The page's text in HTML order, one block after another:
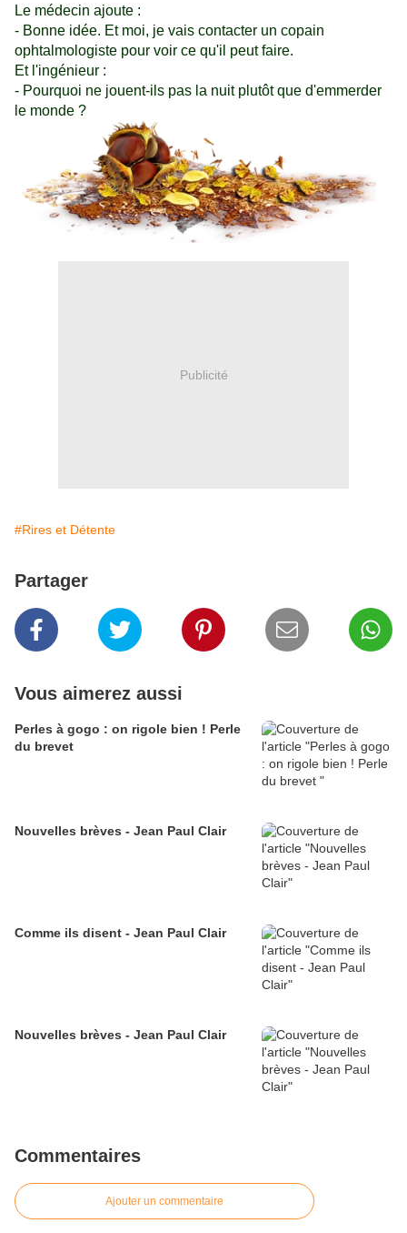
Le médecin ajoute :
- Bonne idée. Et moi, je vais contacter un copain
ophtalmologiste pour voir ce qu'il peut faire.
Et l'ingénieur :
- Pourquoi ne jouent-ils pas la nuit plutôt que d'emmerder
le monde ?
Publicité
#Rires et Détente
Partager
Vous aimerez aussi
Perles à gogo : on rigole bien ! Perle
du brevet
Nouvelles brèves - Jean Paul Clair
Comme ils disent - Jean Paul Clair
Nouvelles brèves - Jean Paul Clair
Commentaires
Ajouter un commentaire